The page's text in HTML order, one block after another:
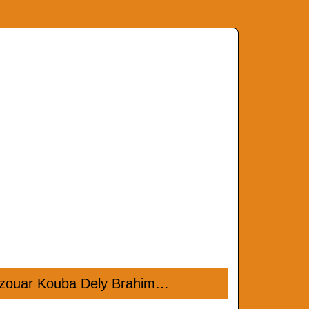
Kouba Dely Brahim…